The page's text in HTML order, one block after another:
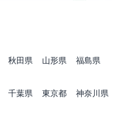
秋田県 山形県
福島県
千葉県 東京都
神奈川県